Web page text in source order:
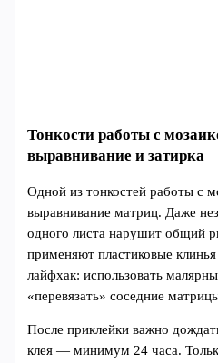
Тонкости работы с
выравнивание и затирка
Одной из тонкостей работы с
выравнивание матриц. Даже
одного листа нарушит общий
применяют пластиковые
лайфхак: использовать
«перевязать» соседние
После приклейки важно
клея — минимум 24 часа.